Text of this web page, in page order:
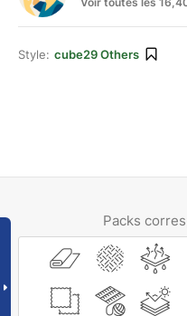
Style: cube29 Others
Packs